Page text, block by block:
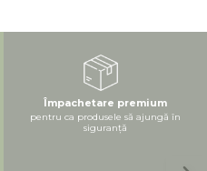
Împachetare premium
pentru ca produsele să ajungă în
siguranță